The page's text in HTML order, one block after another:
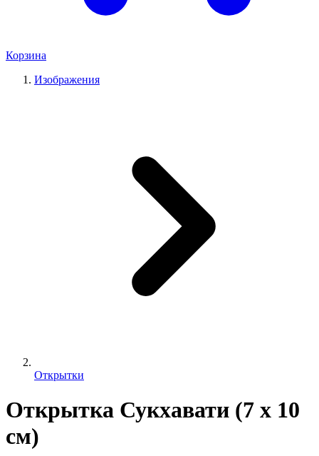
Корзина
Изображения
Открытки
Открытка Сукхавати (7 x 10
см)